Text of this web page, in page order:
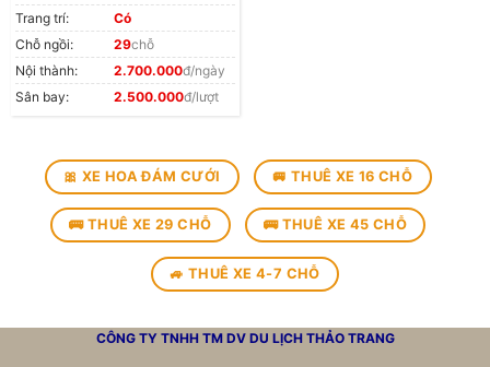
Trang trí:
Có
Chỗ ngồi:
29chỗ
Nội thành:
2.700.000đ/ngày
Sân bay:
2.500.000đ/lượt
🎀 XE HOA ĐÁM CƯỚI 🚐 THUÊ XE 16 CHỖ
🚌 THUÊ XE 29 CHỖ 🚌 THUÊ XE 45 CHỖ
🚙 THUÊ XE 4-7 CHỖ
CÔNG TY TNHH TM DV DU LỊCH THẢO TRANG